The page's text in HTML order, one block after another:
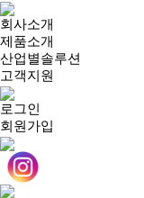
회사소개
제품소개
산업별솔루션
고객지원
로그인
회원가입